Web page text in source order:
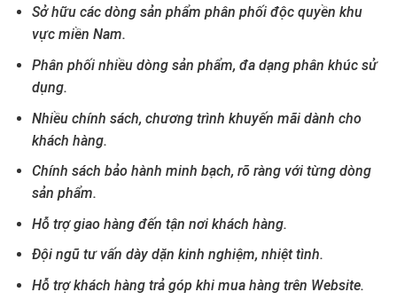
Sở hữu các dòng sản phẩm phân phối độc quyền khu
vực miền Nam.
Phân phối nhiều dòng sản phẩm, đa dạng phân khúc sử
dụng.
Nhiều chính sách, chương trình khuyến mãi dành cho
khách hàng.
Chính sách bảo hành minh bạch, rõ ràng với từng dòng
sản phẩm.
Hỗ trợ giao hàng đến tận nơi khách hàng.
Đội ngũ tư vấn dày dặn kinh nghiệm, nhiệt tình.
Hỗ trợ khách hàng trả góp khi mua hàng trên Website.